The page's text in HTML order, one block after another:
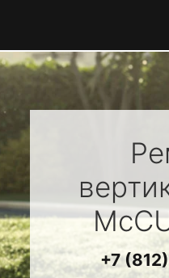
+7